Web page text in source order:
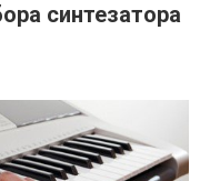
синтезатора